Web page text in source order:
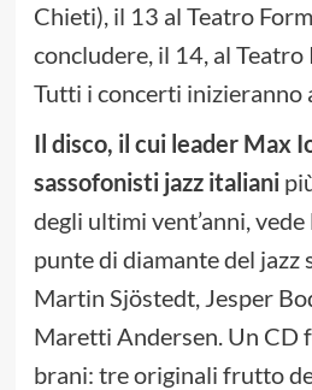
Chieti), il 13 al Teatro
concludere, il 14, al
Tutti i concerti inizieranno
Il disco, il cui leader Max
sassofonisti jazz italiani
degli ultimi vent’anni,
punte di diamante del jazz
Martin Sjöstedt, Jesper
Maretti Andersen. Un CD
brani: tre originali frutto